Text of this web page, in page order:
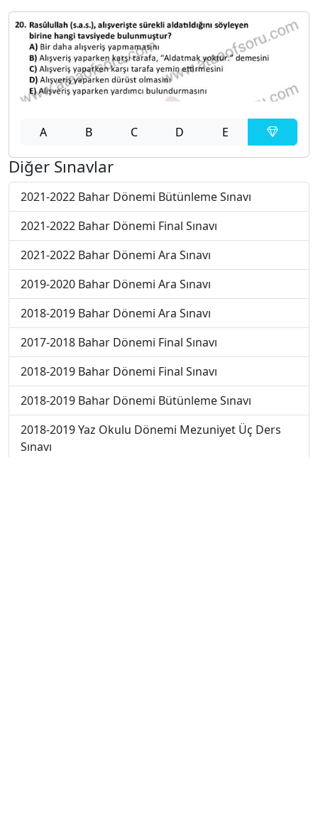
A B C D E
Diğer Sınavlar
2021-2022 Bahar Dönemi Bütünleme Sınavı
2021-2022 Bahar Dönemi Final Sınavı
2021-2022 Bahar Dönemi Ara Sınavı
2019-2020 Bahar Dönemi Ara Sınavı
2018-2019 Bahar Dönemi Ara Sınavı
2017-2018 Bahar Dönemi Final Sınavı
2018-2019 Bahar Dönemi Final Sınavı
2018-2019 Bahar Dönemi Bütünleme Sınavı
2018-2019 Yaz Okulu Dönemi Mezuniyet Üç Ders
Sınavı